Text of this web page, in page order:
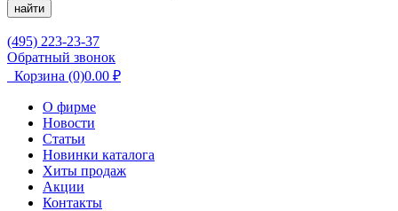
найти
(495) 223-23-37
Обратный звонок
Корзина (0)0.00 ₽
О фирме
Новости
Статьи
Новинки каталога
Хиты продаж
Акции
Контакты